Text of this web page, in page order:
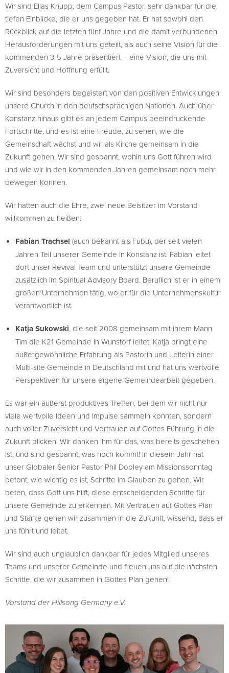
Wir sind Elias Knupp, dem Campus Pastor, sehr dankbar für die
tiefen Einblicke, die er uns gegeben hat. Er hat sowohl den
Rückblick auf die letzten fünf Jahre und die damit verbundenen
Herausforderungen mit uns geteilt, als auch seine Vision für die
kommenden 3-5 Jahre präsentiert – eine Vision, die uns mit
Zuversicht und Hoffnung erfüllt.
Wir sind besonders begeistert von den positiven Entwicklungen
unsere Church in den deutschsprachigen Nationen. Auch über
Konstanz hinaus gibt es an jedem Campus beeindruckende
Fortschritte, und es ist eine Freude, zu sehen, wie die
Gemeinschaft wächst und wir als Kirche gemeinsam in die
Zukunft gehen. Wir sind gespannt, wohin uns Gott führen wird
und wie wir in den kommenden Jahren gemeinsam noch mehr
bewegen können.
Wir hatten auch die Ehre, zwei neue Beisitzer im Vorstand
willkommen zu heißen:
Fabian Trachsel (auch bekannt als Fubu), der seit vielen
Jahren Teil unserer Gemeinde in Konstanz ist. Fabian leitet
dort unser Revival Team und unterstützt unsere Gemeinde
zusätzlich im Spiritual Advisory Board. Beruflich ist er in einem
großen Unternehmen tätig, wo er für die Unternehmenskultur
verantwortlich ist.
Katja Sukowski, die seit 2008 gemeinsam mit ihrem Mann
Tim die K21 Gemeinde in Wunstorf leitet. Katja bringt eine
außergewöhnliche Erfahrung als Pastorin und Leiterin einer
Multi-site Gemeinde in Deutschland mit und hat uns wertvolle
Perspektiven für unsere eigene Gemeindearbeit gegeben.
Es war ein äußerst produktives Treffen, bei dem wir nicht nur
viele wertvolle Ideen und Impulse sammeln konnten, sondern
auch voller Zuversicht und Vertrauen auf Gottes Führung in die
Zukunft blicken. Wir danken ihm für das, was bereits geschehen
ist, und sind gespannt, was noch kommt! In diesem Jahr hat
unser Globaler Senior Pastor Phil Dooley am Missionssonntag
betont, wie wichtig es ist, Schritte im Glauben zu gehen. Wir
beten, dass Gott uns hilft, diese entscheidenden Schritte für
unsere Gemeinde zu erkennen. Mit Vertrauen auf Gottes Plan
und Stärke gehen wir zusammen in die Zukunft, wissend, dass er
uns führt und leitet.
Wir sind auch unglaublich dankbar für jedes Mitglied unseres
Teams und unserer Gemeinde und freuen uns auf die nächsten
Schritte, die wir zusammen in Gottes Plan gehen!
Vorstand der Hillsong Germany e.V.